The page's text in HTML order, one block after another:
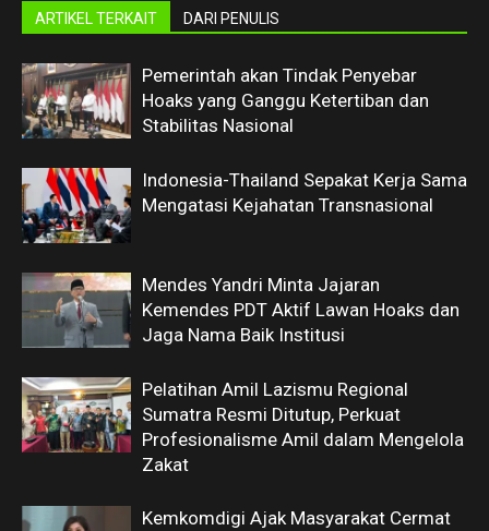
ARTIKEL TERKAIT DARI PENULIS
Pemerintah akan Tindak Penyebar
Hoaks yang Ganggu Ketertiban dan
Stabilitas Nasional
Indonesia-Thailand Sepakat Kerja Sama
Mengatasi Kejahatan Transnasional
Mendes Yandri Minta Jajaran
Kemendes PDT Aktif Lawan Hoaks dan
Jaga Nama Baik Institusi
Pelatihan Amil Lazismu Regional
Sumatra Resmi Ditutup, Perkuat
Profesionalisme Amil dalam Mengelola
Zakat
Kemkomdigi Ajak Masyarakat Cermat